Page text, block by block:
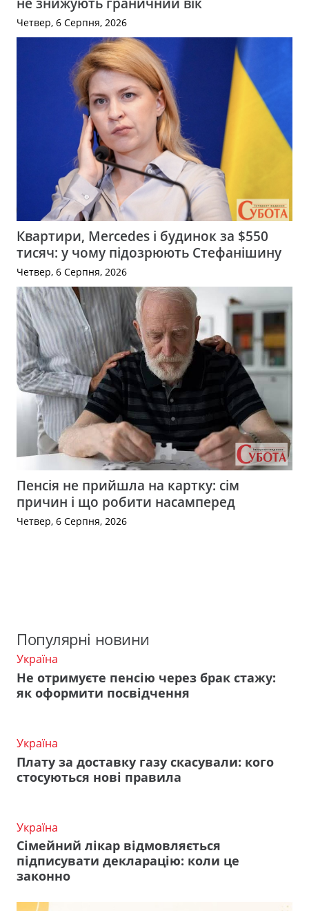
Четвер, 6 Серпня, 2026
Квартири, Mercedes і будинок за $550
тисяч: у чому підозрюють Стефанішину
Четвер, 6 Серпня, 2026
Пенсія не прийшла на картку: сім
причин і що робити насамперед
Четвер, 6 Серпня, 2026
Популярні новини
Україна
Не отримуєте пенсію через брак стажу:
як оформити посвідчення
Україна
Плату за доставку газу скасували: кого
стосуються нові правила
Україна
Сімейний лікар відмовляється
підписувати декларацію: коли це
законно